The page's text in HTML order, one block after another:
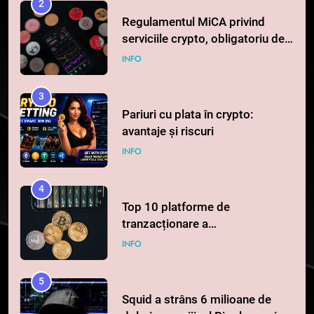
la 1 iulie în România
INFO
3
INFO
4
criptomonedelor în 2026
INFO
5
pierdut jumătate din aceștia
STIRI